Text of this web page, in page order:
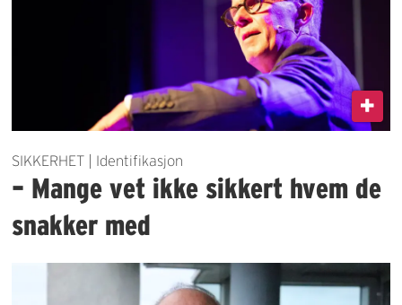
SIKKERHET | Identifikasjon
– Mange vet ikke sikkert hvem de
snakker med